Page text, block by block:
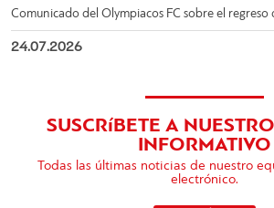
Comunicado del Olympiacos FC sobre el regreso
24.07.2026
SUSCRíBETE A
INFORMATIVO
Todas las últimas noticias de nuestro
electrónico.